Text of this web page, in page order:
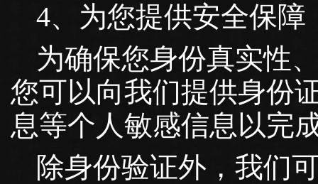
4、为您提供安全保障
为确保您身份真实性
您可以向我们提供身份
息等个人敏感信息以完
除身份验证外，我们